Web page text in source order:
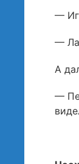
—
—
А
—